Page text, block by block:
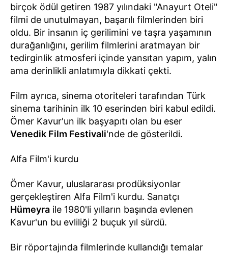
birçok ödül getiren 1987 yılındaki "Anayurt Oteli"
filmi de unutulmayan, başarılı filmlerinden biri
oldu. Bir insanın iç gerilimini ve taşra yaşamının
durağanlığını, gerilim filmlerini aratmayan bir
tedirginlik atmosferi içinde yansıtan yapım, yalın
ama derinlikli anlatımıyla dikkati çekti.
Film ayrıca, sinema otoriteleri tarafından Türk
sinema tarihinin ilk 10 eserinden biri kabul edildi.
Ömer Kavur'un ilk başyapıtı olan bu eser
Venedik Film Festivali'nde de gösterildi.
Alfa Film'i kurdu
Ömer Kavur, uluslararası prodüksiyonlar
gerçekleştiren Alfa Film'i kurdu. Sanatçı
Hümeyra ile 1980'li yılların başında evlenen
Kavur'un bu evliliği 2 buçuk yıl sürdü.
Bir röportajında filmlerinde kullandığı temalar